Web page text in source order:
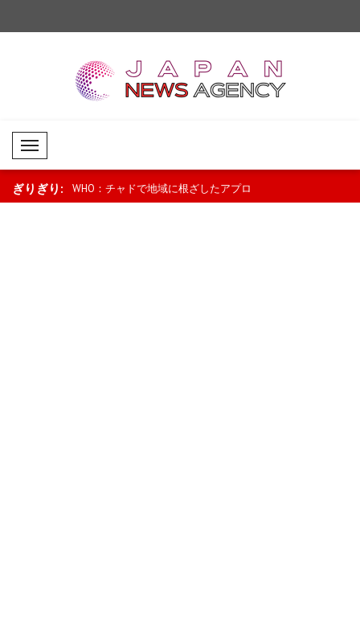
Mobil Menü
ぎりぎり:
価格引き下 WHO：チャドで地域に根ざしたアプロ